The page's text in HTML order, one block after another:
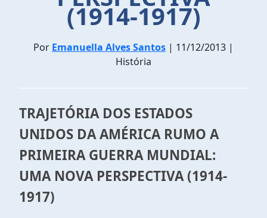
(1914-1917)
Por Emanuella Alves Santos | 11/12/2013 |
História
TRAJETÓRIA DOS ESTADOS
UNIDOS DA AMÉRICA RUMO A
PRIMEIRA GUERRA MUNDIAL:
UMA NOVA PERSPECTIVA (1914-
1917)